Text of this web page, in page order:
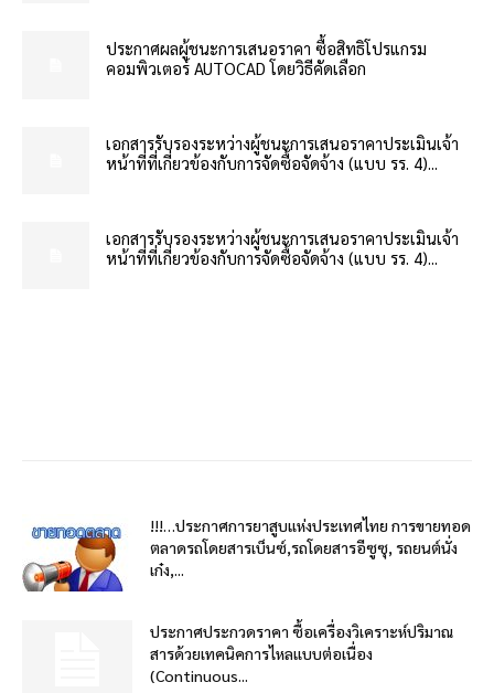
ประกาศผลผู้ชนะการเสนอราคา ซื้อสิทธิโปรแกรม
คอมพิวเตอร์ AUTOCAD โดยวิธีคัดเลือก
เอกสารรับรองระหว่างผู้ชนะการเสนอราคาประเมินเจ้า
หน้าที่ที่เกี่ยวข้องกับการจัดซื้อจัดจ้าง (แบบ รร. 4)...
เอกสารรับรองระหว่างผู้ชนะการเสนอราคาประเมินเจ้า
หน้าที่ที่เกี่ยวข้องกับการจัดซื้อจัดจ้าง (แบบ รร. 4)...
!!!…ประกาศการยาสูบแห่งประเทศไทย การขายทอด
ตลาดรถโดยสารเบ็นซ์,รถโดยสารอีซูซุ, รถยนต์นั่ง
เก๋ง,...
ประกาศประกวดราคา ซื้อเครื่องวิเคราะห์ปริมาณ
สารด้วยเทคนิคการไหลแบบต่อเนื่อง
(Continuous...